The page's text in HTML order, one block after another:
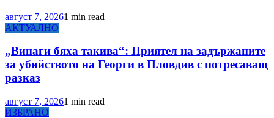
август 7, 20261 min read
АКТУАЛНО
„Винаги бяха такива“: Приятел на задържаните
за убийството на Георги в Пловдив с потресаващ
разказ
август 7, 20261 min read
ИЗБРАНО